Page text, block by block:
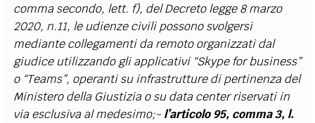
comma secondo, lett. f), del Decreto legge 8 marzo
2020, n.11, le udienze civili possono svolgersi
mediante collegamenti da remoto organizzati dal
giudice utilizzando gli applicativi “Skype for business”
o “Teams”, operanti su infrastrutture di pertinenza del
Ministero della Giustizia o su data center riservati in
via esclusiva al medesimo;- l’articolo 95, comma 3, l.